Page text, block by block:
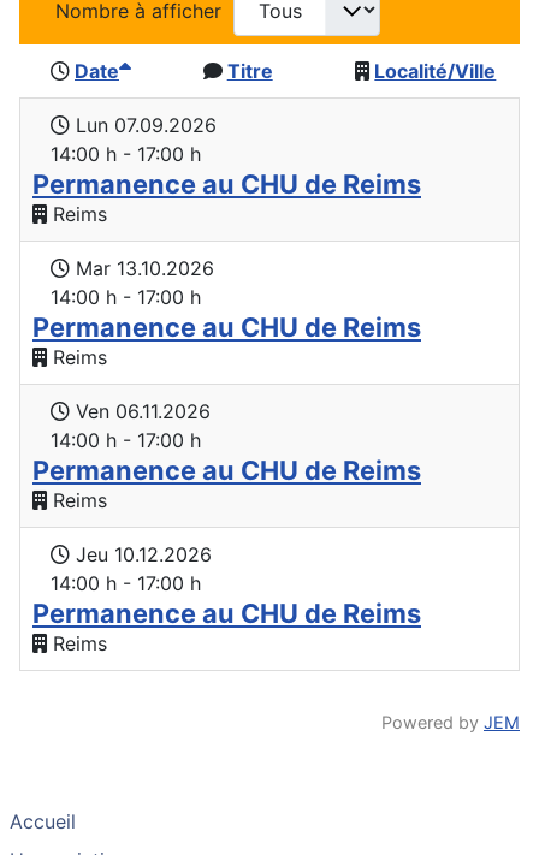
Nombre à afficher
Date Titre Localité/Ville
Lun 07.09.2026
14:00 h - 17:00 h
Permanence au CHU de Reims
Reims
Mar 13.10.2026
14:00 h - 17:00 h
Permanence au CHU de Reims
Reims
Ven 06.11.2026
14:00 h - 17:00 h
Permanence au CHU de Reims
Reims
Jeu 10.12.2026
14:00 h - 17:00 h
Permanence au CHU de Reims
Reims
Powered by JEM
Accueil